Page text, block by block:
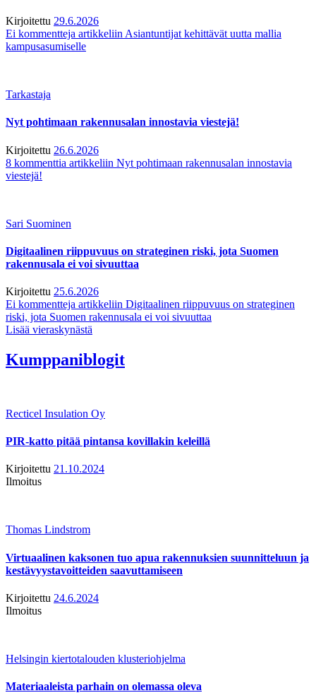
Kirjoitettu 29.6.2026
Ei kommentteja artikkeliin Asiantuntijat kehittävät uutta mallia
kampusasumiselle
Tarkastaja
Nyt pohtimaan rakennusalan innostavia viestejä!
Kirjoitettu 26.6.2026
8 kommenttia artikkeliin Nyt pohtimaan rakennusalan innostavia
viestejä!
Sari Suominen
Digitaalinen riippuvuus on strateginen riski, jota Suomen
rakennusala ei voi sivuuttaa
Kirjoitettu 25.6.2026
Ei kommentteja artikkeliin Digitaalinen riippuvuus on strateginen
riski, jota Suomen rakennusala ei voi sivuuttaa
Lisää vieraskynästä
Kumppaniblogit
Recticel Insulation Oy
PIR-katto pitää pintansa kovillakin keleillä
Kirjoitettu 21.10.2024
Ilmoitus
Thomas Lindstrom
Virtuaalinen kaksonen tuo apua rakennuksien suunnitteluun ja
kestävyystavoitteiden saavuttamiseen
Kirjoitettu 24.6.2024
Ilmoitus
Helsingin kiertotalouden klusteriohjelma
Materiaaleista parhain on olemassa oleva